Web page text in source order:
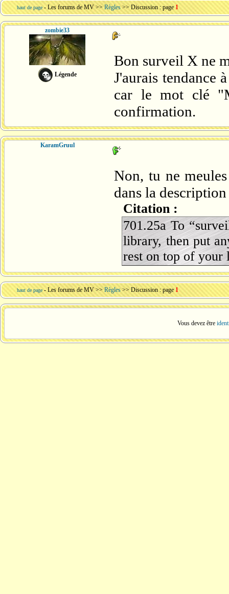
haut de page -Les forums de MV>>Règles>> Discussion : page1
zombie33
Légende
Bon surveil X ne
J'aurais tendance
car le mot clé
confirmation.
KaramGruul
Non, tu ne
dans la
Citation :
701.25a To
library, then put
rest on top of
haut de page -Les forums de MV>>Règles>> Discussion : page1
Vous devez être